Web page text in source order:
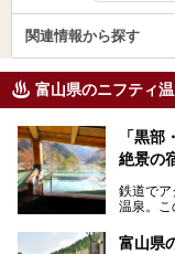
関連情報から探す
富山県のニフティ
「黒
絶景の
鉄道でア
温泉。こ
の「黒
富山県